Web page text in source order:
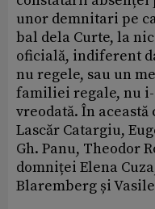
unor demnitari pe
bal dela Curte, la
oficială, indiferent
nu regele, sau un
familiei regale, nu
vreodată. În
Lascăr Catargiu,
Gh. Panu, Theodor
domniței Elena
Blaremberg și